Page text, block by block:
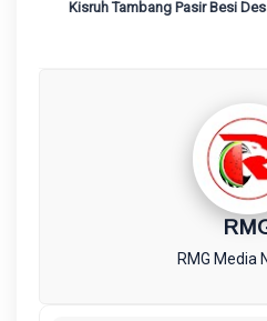
Kisruh Tambang Pasir Besi
RMG Media